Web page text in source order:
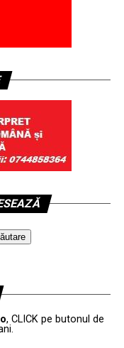
, CLICK pe butonul de